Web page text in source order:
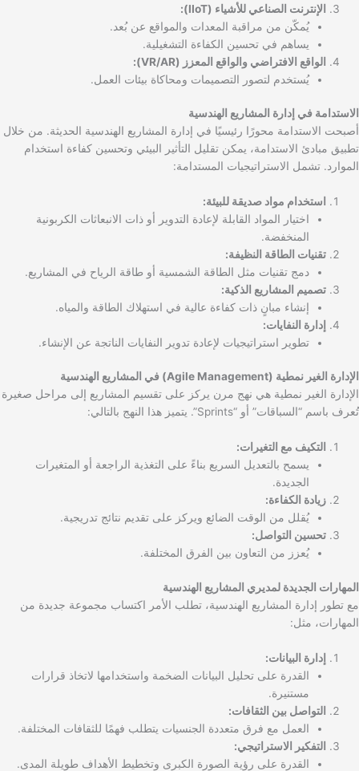
الإنترنت الصناعي للأشياء (IIoT):
يُمكّن من مراقبة المعدات والمواقع عن بُعد.
يساهم في تحسين الكفاءة التشغيلية.
الواقع الافتراضي والواقع المعزز (VR/AR):
يُستخدم لتصور التصميمات ومحاكاة بيئات العمل.
الاستدامة في إدارة المشاريع الهندسية
أصبحت الاستدامة محورًا رئيسيًا في إدارة المشاريع الهندسية الحديثة. من خلال
تطبيق مبادئ الاستدامة، يمكن تقليل التأثير البيئي وتحسين كفاءة استخدام
الموارد. تشمل الاستراتيجيات المستدامة:
استخدام مواد صديقة للبيئة:
اختيار المواد القابلة لإعادة التدوير أو ذات الانبعاثات الكربونية
المنخفضة.
تقنيات الطاقة النظيفة:
دمج تقنيات مثل الطاقة الشمسية أو طاقة الرياح في المشاريع.
تصميم المشاريع الذكية:
إنشاء مبانٍ ذات كفاءة عالية في استهلاك الطاقة والمياه.
إدارة النفايات:
تطوير استراتيجيات لإعادة تدوير النفايات الناتجة عن الإنشاء.
الإدارة الغير نمطية (Agile Management) في المشاريع الهندسية
الإدارة الغير نمطية هي نهج مرن يركز على تقسيم المشاريع إلى مراحل صغيرة
تُعرف باسم “السباقات” أو “Sprints”. يتميز هذا النهج بالتالي:
التكيف مع التغيرات:
يسمح بالتعديل السريع بناءً على التغذية الراجعة أو المتغيرات
الجديدة.
زيادة الكفاءة:
يُقلل من الوقت الضائع ويركز على تقديم نتائج تدريجية.
تحسين التواصل:
يُعزز من التعاون بين الفرق المختلفة.
المهارات الجديدة لمديري المشاريع الهندسية
مع تطور إدارة المشاريع الهندسية، تطلب الأمر اكتساب مجموعة جديدة من
المهارات، مثل:
إدارة البيانات:
القدرة على تحليل البيانات الضخمة واستخدامها لاتخاذ قرارات
مستنيرة.
التواصل بين الثقافات:
العمل مع فرق متعددة الجنسيات يتطلب فهمًا للثقافات المختلفة.
التفكير الاستراتيجي:
القدرة على رؤية الصورة الكبرى وتخطيط الأهداف طويلة المدى.